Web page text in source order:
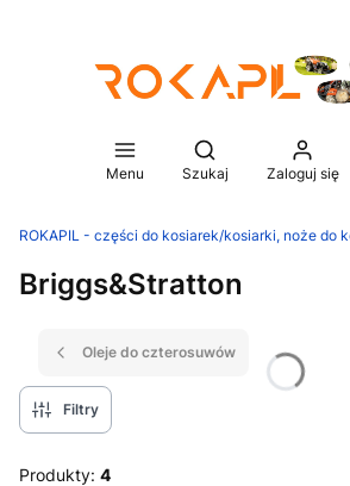
Menu
Otwórz
Szukaj Zaloguj się
ROKAPIL - części do kosiarek/kosiarki, noże do
Briggs&Stratton
Oleje do czterosuwów
Filtry
Produkty: 4